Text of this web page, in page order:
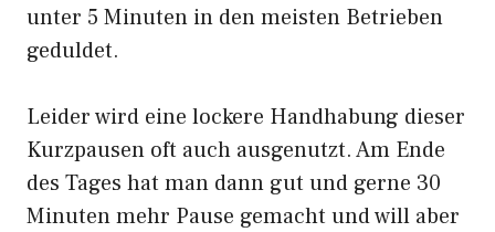
unter 5 Minuten in den meisten Betrieben
geduldet.
Leider wird eine lockere Handhabung dieser
Kurzpausen oft auch ausgenutzt. Am Ende
des Tages hat man dann gut und gerne 30
Minuten mehr Pause gemacht und will aber